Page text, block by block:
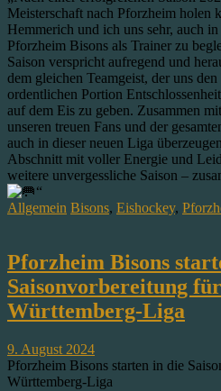
Meisterschaft nach Pforzheim holen
Hemmerich und ich uns sehr, auch
Pforzheim Bisons als Trainer zu
Saison verspricht aufregend und
dem gleichen Teamgeist, der uns
ordentlichen Portion
auf dem Eis zu geben. Zusammen
unseren treuen Fans und der
auch in dieser neuen Liga
Abschnitt mit voller Energie und
weitere unvergessliche Saison –
“
Allgemein Bisons, Eishockey,
Pforzheim Bisons
Saisonvorbereitung
Württemberg-Liga
9. August 2024
Pforzheim Bisons starten in die
Württemberg-Liga